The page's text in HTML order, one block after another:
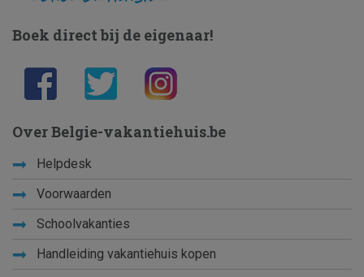
Boek direct bij de eigenaar!
Over Belgie-vakantiehuis.be
Helpdesk
Voorwaarden
Schoolvakanties
Handleiding vakantiehuis kopen